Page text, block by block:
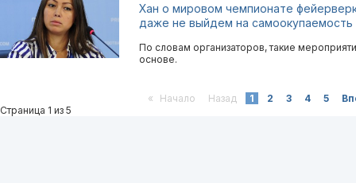
Хан о мировом чемпионате
даже не выйдем на самоокупаемость
По словам организаторов, такие
основе.
« Начало Назад 1 2 3 4 5
Страница 1 из 5